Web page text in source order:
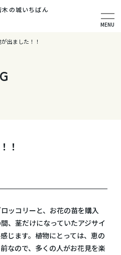
の城いちばん
MENU
出ました！！
！
ッコリーと、お花の苗を購入
、茎だけになっていたアジサイ
じます。植物にとっては、恵の
なので、多くの人がお花見を楽